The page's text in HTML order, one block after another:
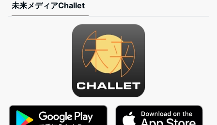
未来メディアChallet